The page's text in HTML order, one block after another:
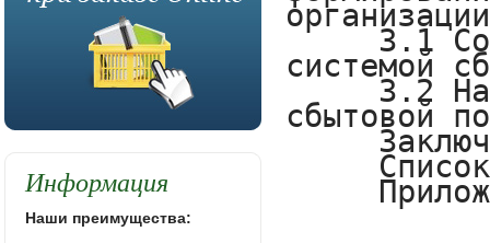
Информация
Наши преимущества: